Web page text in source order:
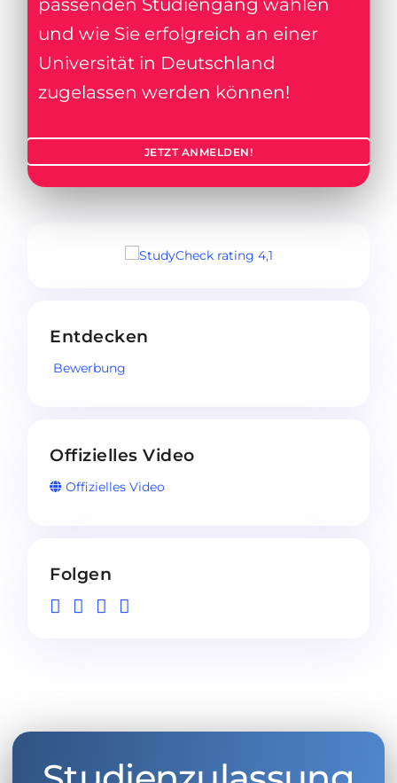
passenden Studiengang wählen
und wie Sie erfolgreich an einer
Universität in Deutschland
zugelassen werden können!
JETZT ANMELDEN!
Entdecken
Bewerbung
Offizielles Video
Offizielles Video
Folgen